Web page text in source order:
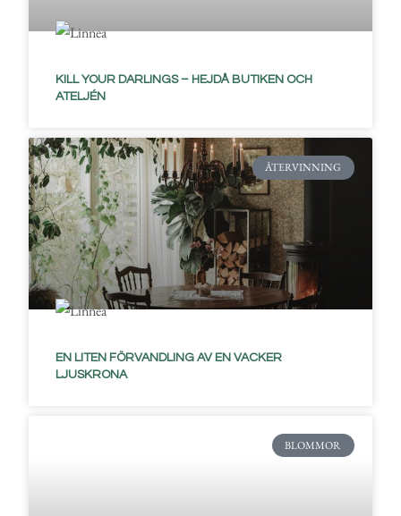
KILL YOUR DARLINGS – HEJDÅ BUTIKEN OCH
ATELJÉN
ÅTERVINNING
EN LITEN FÖRVANDLING AV EN VACKER
LJUSKRONA
BLOMMOR